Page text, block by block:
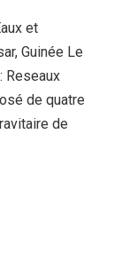
et
Guinée Le
Reseaux
de quatre
de